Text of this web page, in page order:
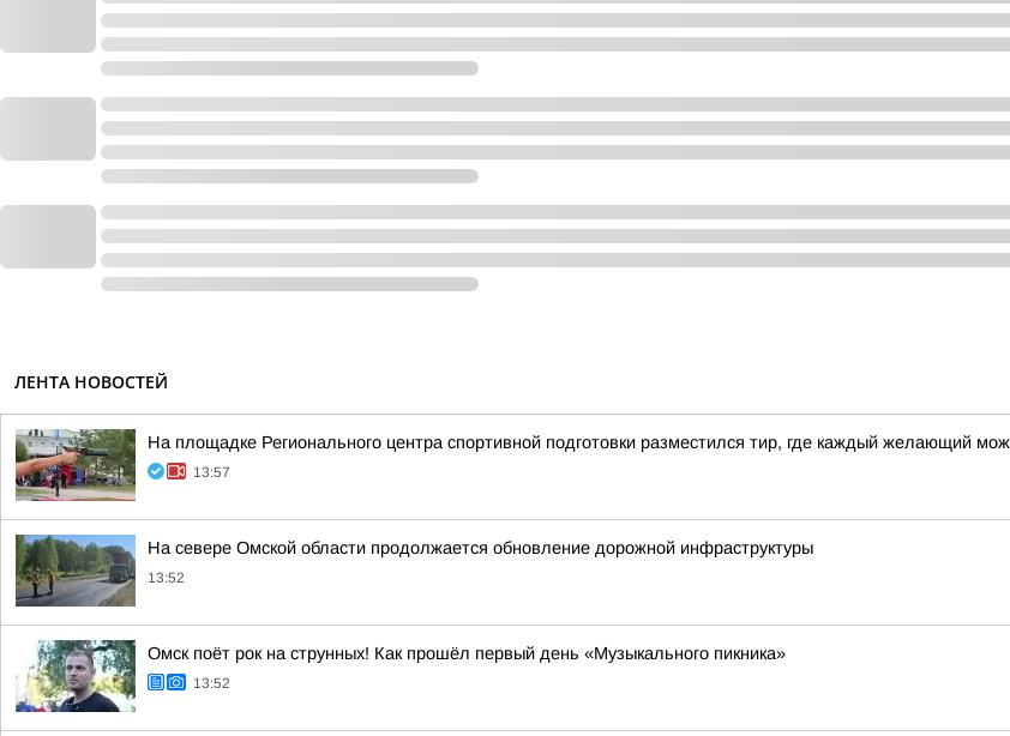
ЛЕНТА НОВОСТЕЙ
На площадке Регионального центра спортивной подготовки разместился тир, где каждый желающий
13:57
На севере Омской области продолжается обновление дорожной инфраструктуры
13:52
Омск поёт рок на струнных! Как прошёл первый день «Музыкального пикника»
13:52